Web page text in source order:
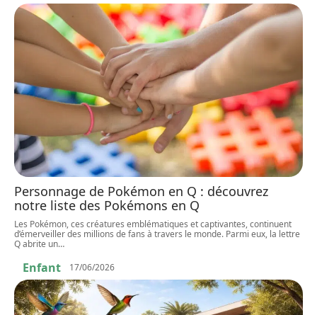
Personnage de Pokémon en Q : découvrez
notre liste des Pokémons en Q
Les Pokémon, ces créatures emblématiques et captivantes, continuent
d’émerveiller des millions de fans à travers le monde. Parmi eux, la lettre
Q abrite un…
Enfant 17/06/2026